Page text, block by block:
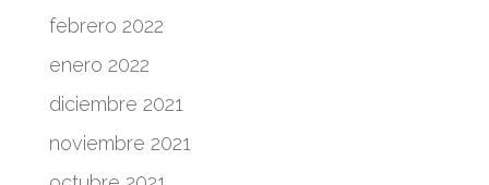
febrero 2022
enero 2022
diciembre 2021
noviembre 2021